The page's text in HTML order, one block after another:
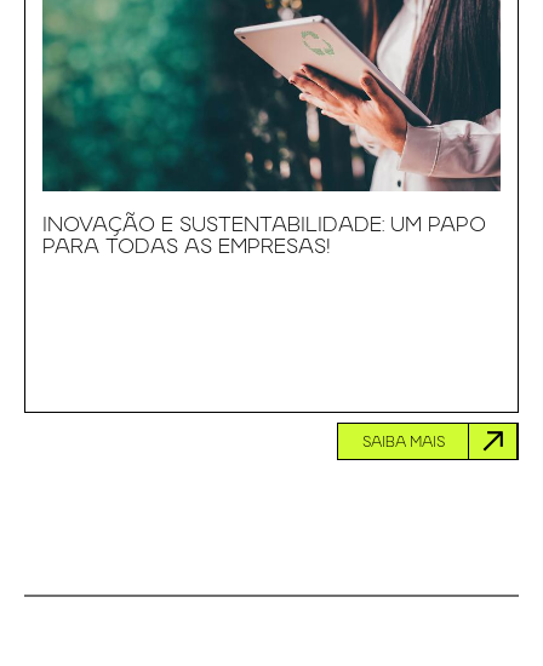
INOVAÇÃO E SUSTENTABILIDADE: UM PAPO
PARA TODAS AS EMPRESAS!
SAIBA MAIS